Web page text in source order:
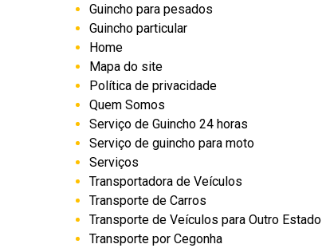
Guincho para pesados
Guincho particular
Home
Mapa do site
Política de privacidade
Quem Somos
Serviço de Guincho 24 horas
Serviço de guincho para moto
Serviços
Transportadora de Veículos
Transporte de Carros
Transporte de Veículos para Outro Estado
Transporte por Cegonha